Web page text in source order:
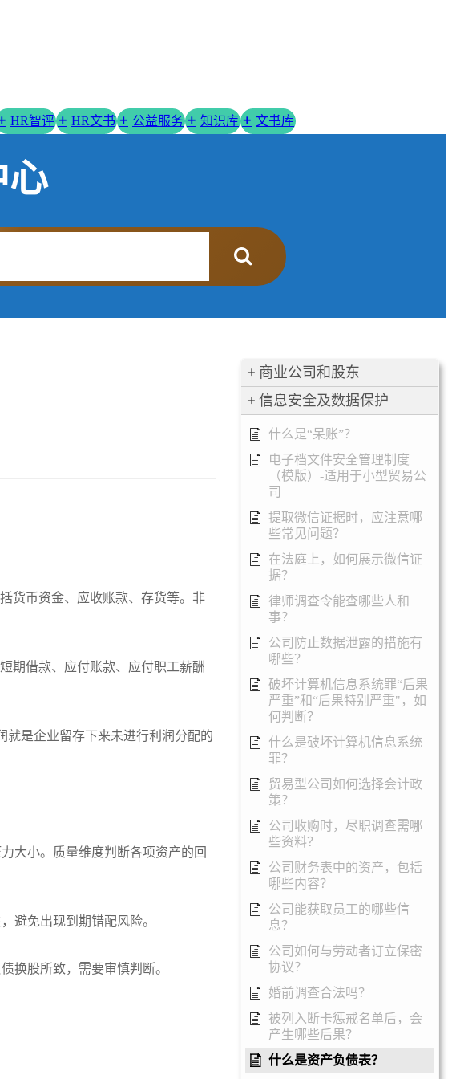
HR智评 HR文书 公益服务 知识库 文书库
心
货币资金、应收账款、存货等。非
期借款、应付账款、应付职工薪酬
就是企业留存下来未进行利润分配的
大小。质量维度判断各项资产的回
避免出现到期错配风险。
换股所致，需要审慎判断。
商业公司和股东
信息安全及数据保护
什么是“呆账”？
电子档文件安全管理制度
（模版）-适用于小型贸易公
司
提取微信证据时，应注意哪
些常见问题？
在法庭上，如何展示微信证
据？
律师调查令能查哪些人和
事？
公司防止数据泄露的措施有
哪些？
破坏计算机信息系统罪“后果
严重”和“后果特别严重"，如
何判断？
什么是破坏计算机信息系统
罪？
贸易型公司如何选择会计政
策？
公司收购时，尽职调查需哪
些资料？
公司财务表中的资产，包括
哪些内容？
公司能获取员工的哪些信
息？
公司如何与劳动者订立保密
协议？
婚前调查合法吗？
被列入断卡惩戒名单后，会
产生哪些后果？
什么是资产负债表？